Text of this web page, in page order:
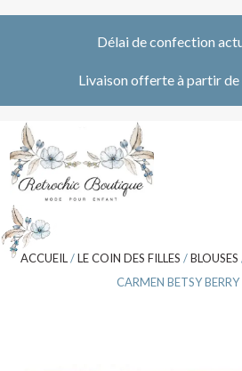
Délai de confection
Livaison offerte à partir de
ACCUEIL /LE COIN DES FILLES /BLOUSES
CARMEN BETSY BERRY